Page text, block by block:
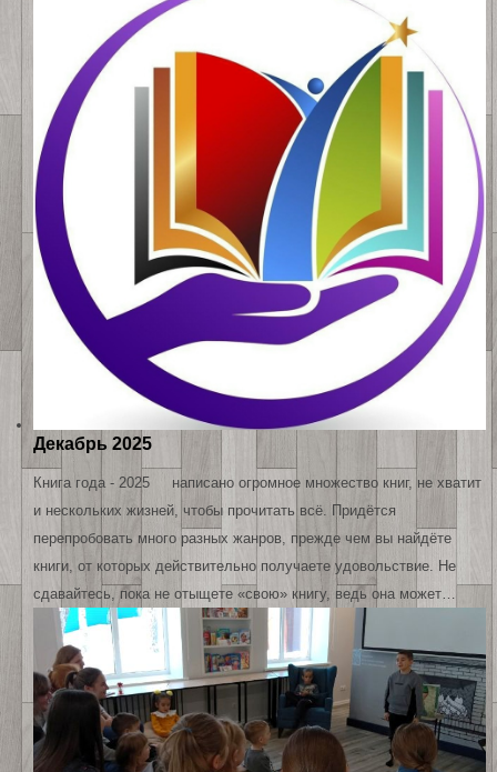
Декабрь 2025
Книга года - 2025 написано огромное множество книг, не хватит
и нескольких жизней, чтобы прочитать всё. Придётся
перепробовать много разных жанров, прежде чем вы найдёте
книги, от которых действительно получаете удовольствие. Не
сдавайтесь, пока не отыщете «свою» книгу, ведь она может…